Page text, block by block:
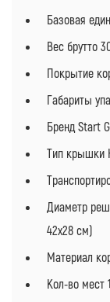
Базовая
Вес брутто
Покрытие
Габариты
Бренд Start
Тип крышки
Диаметр
42х28 см)
Материал
Кол-во мест 1